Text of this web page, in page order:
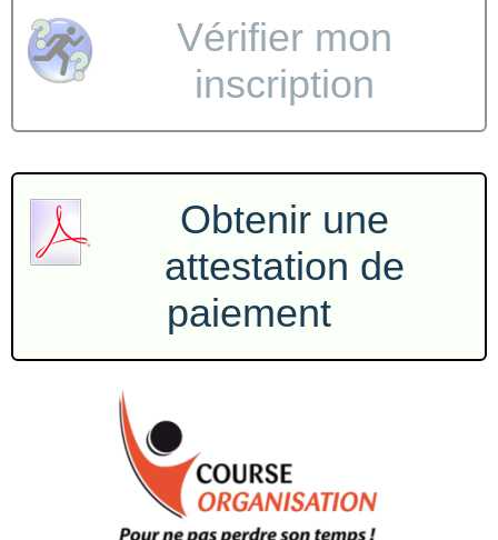
Vérifier mon
inscription
Obtenir une
attestation de
paiement